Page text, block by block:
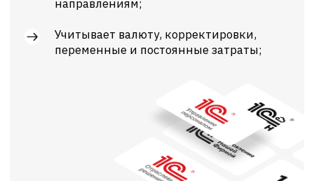
Исключите риск
ошибок в расчётах
Сервис «Финансист» —
готовое решение
с гибкостью Excel